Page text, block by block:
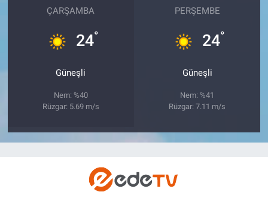
ÇARŞAMBA
24°
Güneşli
Nem: %40
Rüzgar: 5.69 m/s
PERŞEMBE
24°
Güneşli
Nem: %41
Rüzgar: 7.11 m/s